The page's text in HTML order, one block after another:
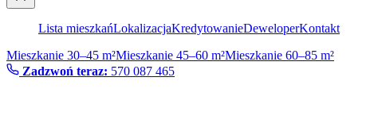
Lista mieszkańLokalizacjaKredytowanieDeweloperKontakt
Mieszkanie 30–45 m²Mieszkanie 45–60 m²Mieszkanie 60–85 m²
Zadzwoń teraz: 570 087 465